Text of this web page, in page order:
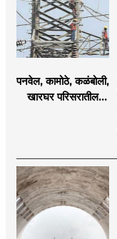
पनवेल, कामोठे, कळंबोली,
खारघर परिसरातील
उपाययोजना